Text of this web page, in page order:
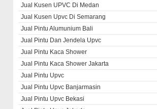
Jual Kusen UPVC Di Medan
Jual Kusen Upvc Di Semarang
Jual Pintu Alumunium Bali
Jual Pintu Dan Jendela Upvc
Jual Pintu Kaca Shower
Jual Pintu Kaca Shower Jakarta
Jual Pintu Upvc
Jual Pintu Upvc Banjarmasin
Jual Pintu Upvc Bekasi